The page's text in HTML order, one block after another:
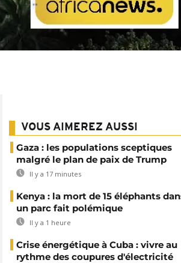
VOUS AIMEREZ AUSSI
Gaza : les populations sceptiques
malgré le plan de paix de Trump
Il y a 17 minutes
Kenya : la mort de 15 éléphants
un parc fait polémique
Il y a 1 heure
Crise énergétique à Cuba : vivre au
rythme des coupures d'électricité